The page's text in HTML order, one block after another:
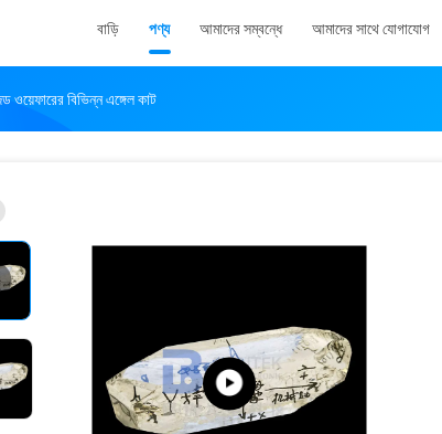
বাড়ি পণ্য আমাদের সম্বন্ধে আমাদের সাথে যোগাযোগ
ওয়েফারের বিভিন্ন এঙ্গেল কাট